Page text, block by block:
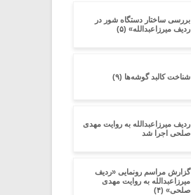
بررسی ساختار دستگاه شور در
ردیف میرزاعبدالله» (۵)
شناخت کالبد گوشه‌ها (۹)
ردیف میرزاعبدالله به روایت مهدی
صلحی اجرا شد
گزارش مراسم رونمایی «ردیف
میرزاعبدالله به روایت مهدی
صلحی» (۴)